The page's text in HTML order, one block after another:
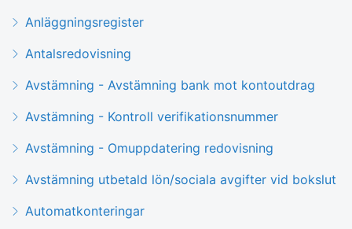
Anläggningsregister
Antalsredovisning
Avstämning - Avstämning bank mot kontoutdrag
Avstämning - Kontroll verifikationsnummer
Avstämning - Omuppdatering redovisning
Avstämning utbetald lön/sociala avgifter vid bokslut
Automatkonteringar